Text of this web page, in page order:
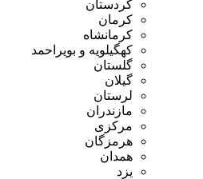
کردستان
کرمان
کرمانشاه
کهگیلویه و بویراحمد
گلستان
گیلان
لرستان
مازندران
مرکزی
هرمزگان
همدان
یزد